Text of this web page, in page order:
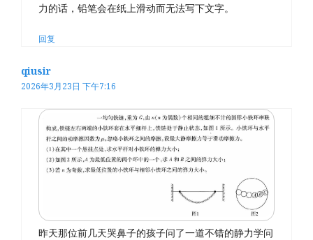
力的话，铅笔会在纸上滑动而无法写下文字。
回复
qiusir
2026年3月23日 下午7:16
昨天那位前几天哭鼻子的孩子问了一道不错的静力学问